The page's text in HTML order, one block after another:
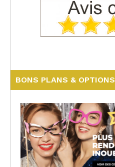
BONS PLANS & OPTIONS